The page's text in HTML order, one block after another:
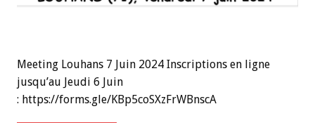
Meeting Louhans 7 Juin 2024 Inscriptions en ligne
jusqu’au Jeudi 6 Juin
: https://forms.gle/KBp5coSXzFrWBnscA